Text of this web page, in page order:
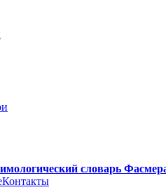
словарь
Контакты